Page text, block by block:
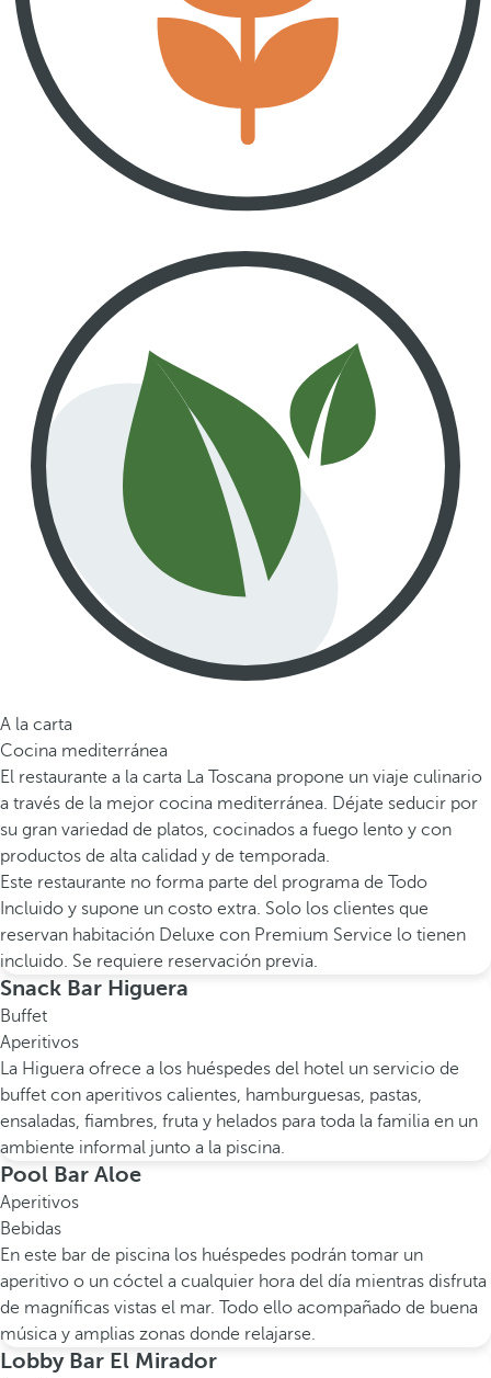
A la carta
Cocina mediterránea
El restaurante a la carta La Toscana propone un viaje culinario
a través de la mejor cocina mediterránea. Déjate seducir por
su gran variedad de platos, cocinados a fuego lento y con
productos de alta calidad y de temporada.
Este restaurante no forma parte del programa de Todo
Incluido y supone un costo extra. Solo los clientes que
reservan habitación Deluxe con Premium Service lo tienen
incluido. Se requiere reservación previa.
Snack Bar Higuera
Buffet
Aperitivos
La Higuera ofrece a los huéspedes del hotel un servicio de
buffet con aperitivos calientes, hamburguesas, pastas,
ensaladas, fiambres, fruta y helados para toda la familia en un
ambiente informal junto a la piscina.
Pool Bar Aloe
Aperitivos
Bebidas
En este bar de piscina los huéspedes podrán tomar un
aperitivo o un cóctel a cualquier hora del día mientras disfruta
de magníficas vistas el mar. Todo ello acompañado de buena
música y amplias zonas donde relajarse.
Lobby Bar El Mirador